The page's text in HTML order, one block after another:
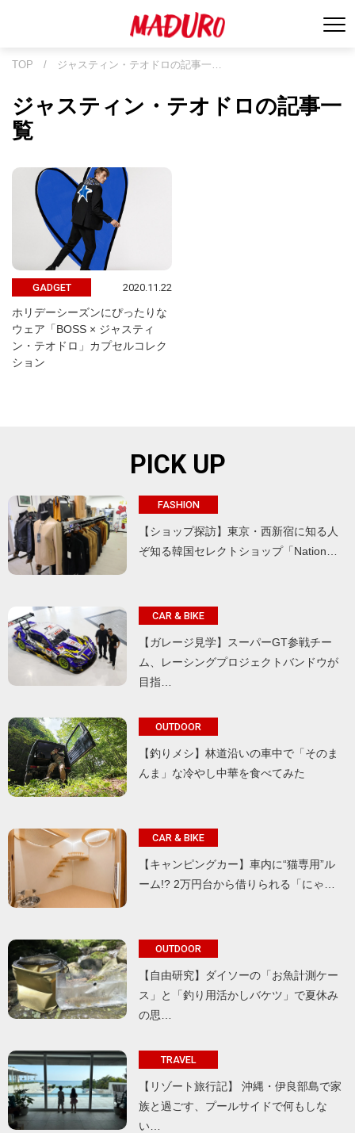
TOP / ジャスティン・テオドロの記事一…
ジャスティン・テオドロの記事一
覧
GADGET 2020.11.22
ホリデーシーズンにぴったりな
ウェア「BOSS × ジャスティ
ン・テオドロ」カプセルコレク
ション
PICK UP
FASHION
【ショップ探訪】東京・西新宿に知る人
ぞ知る韓国セレクトショップ「Nation…
CAR & BIKE
【ガレージ見学】スーパーGT参戦チー
ム、レーシングプロジェクトバンドウが
目指…
OUTDOOR
【釣りメシ】林道沿いの車中で「そのま
んま」な冷やし中華を食べてみた
CAR & BIKE
【キャンピングカー】車内に“猫専用”ル
ーム!? 2万円台から借りられる「にゃ…
OUTDOOR
【自由研究】ダイソーの「お魚計測ケー
ス」と「釣り用活かしバケツ」で夏休み
の思…
TRAVEL
【リゾート旅行記】 沖縄・伊良部島で家
族と過ごす、プールサイドで何もしな
い…